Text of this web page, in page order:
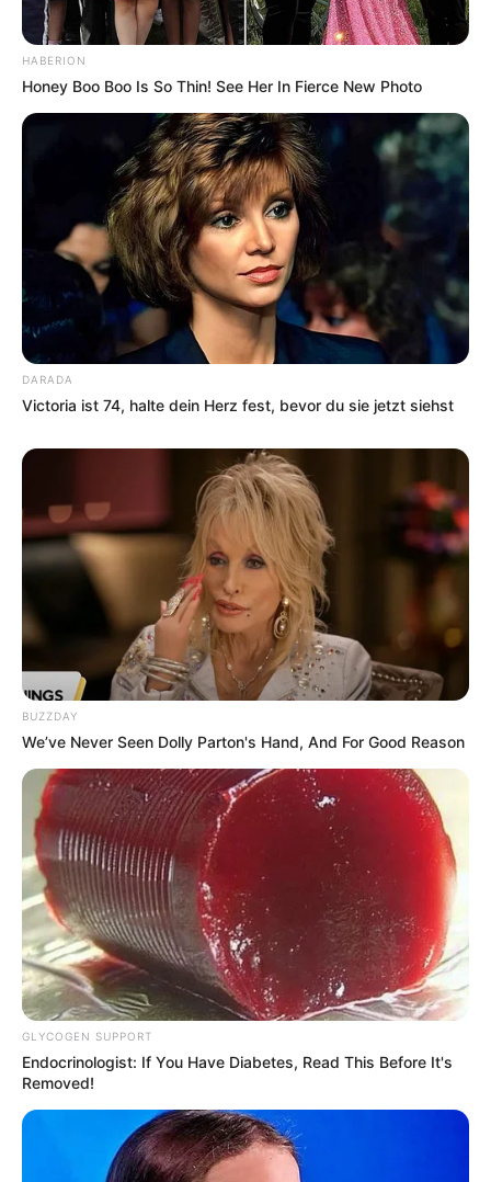
HABERION
Honey Boo Boo Is So Thin! See Her In Fierce New Photo
DARADA
Victoria ist 74, halte dein Herz fest, bevor du sie jetzt siehst
BUZZDAY
We’ve Never Seen Dolly Parton's Hand, And For Good Reason
GLYCOGEN SUPPORT
Endocrinologist: If You Have Diabetes, Read This Before It's
Removed!